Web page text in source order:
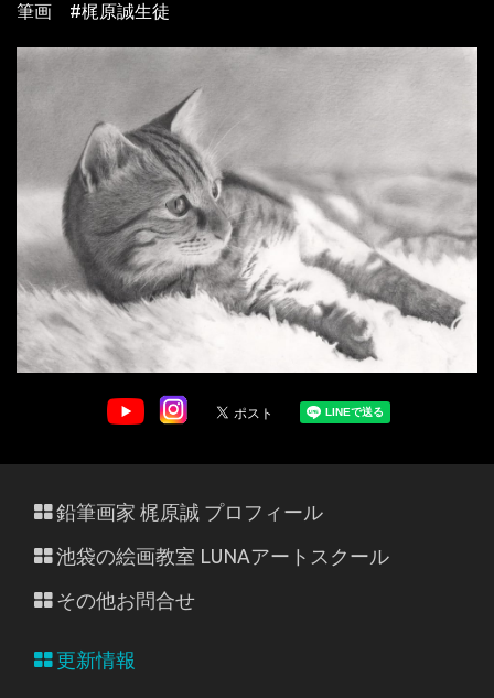
筆画 #梶原誠生徒
鉛筆画家 梶原誠 プロフィール
池袋の絵画教室 LUNAアートスクール
その他お問合せ
更新情報